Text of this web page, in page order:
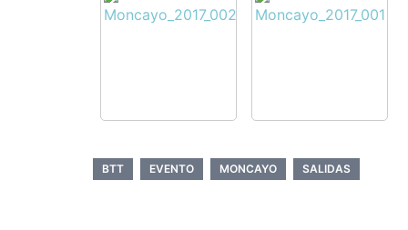
BTT EVENTO MONCAYO SALIDAS